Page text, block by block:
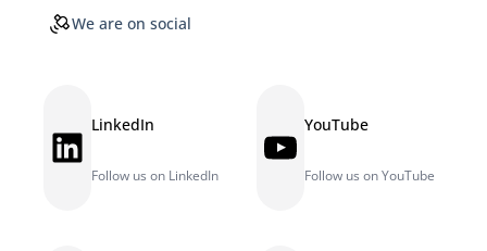
We are on social
LinkedIn LinkedIn
Follow us on LinkedIn
YouTube YouTube
Follow us on YouTube